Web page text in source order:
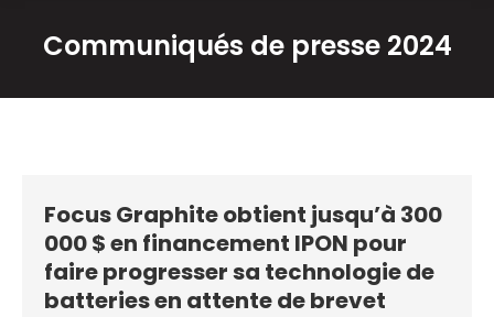
Communiqués de presse 2024
Focus Graphite obtient jusqu’à 300
000 $ en financement IPON pour
faire progresser sa technologie de
batteries en attente de brevet